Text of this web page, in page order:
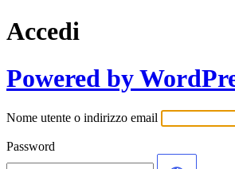
Accedi
Powered by
Nome utente o indirizzo email
Password